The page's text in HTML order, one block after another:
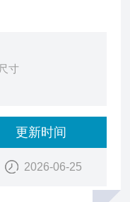
寸
度更新时间
2026-06-25